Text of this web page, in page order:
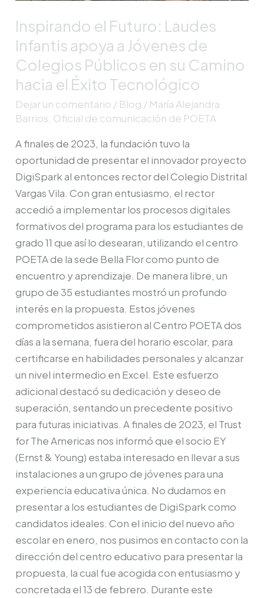
Inspirando el Futuro: Laudes
Infantis apoya a Jóvenes de
Colegios Públicos en su Camino
hacia el Éxito Tecnológico
Dejar un comentario / Blog / María Alejandra
Barrios, Oficial de comunicación de POETA
A finales de 2023, la fundación tuvo la
oportunidad de presentar el innovador proyecto
DigiSpark al entonces rector del Colegio Distrital
Vargas Vila. Con gran entusiasmo, el rector
accedió a implementar los procesos digitales
formativos del programa para los estudiantes de
grado 11 que así lo desearan, utilizando el centro
POETA de la sede Bella Flor como punto de
encuentro y aprendizaje. De manera libre, un
grupo de 35 estudiantes mostró un profundo
interés en la propuesta. Estos jóvenes
comprometidos asistieron al Centro POETA dos
días a la semana, fuera del horario escolar, para
certificarse en habilidades personales y alcanzar
un nivel intermedio en Excel. Este esfuerzo
adicional destacó su dedicación y deseo de
superación, sentando un precedente positivo
para futuras iniciativas. A finales de 2023, el Trust
for The Americas nos informó que el socio EY
(Ernst & Young) estaba interesado en llevar a sus
instalaciones a un grupo de jóvenes para una
experiencia educativa única. No dudamos en
presentar a los estudiantes de DigiSpark como
candidatos ideales. Con el inicio del nuevo año
escolar en enero, nos pusimos en contacto con la
dirección del centro educativo para presentar la
propuesta, la cual fue acogida con entusiasmo y
concretada el 13 de febrero. Durante este
su
Camino
hacia
el
Éxito
Tecnológico